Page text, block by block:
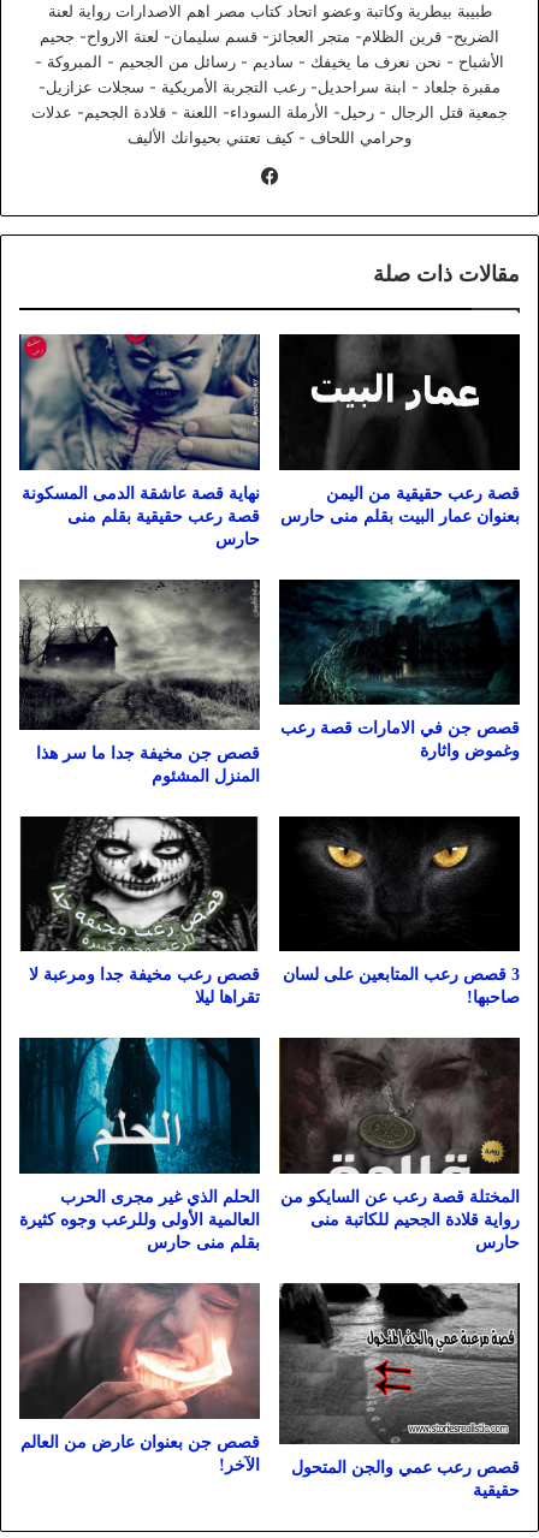
طبيبة بيطرية وكاتبة وعضو اتحاد كتاب مصر اهم الاصدارات رواية لعنة
الضريح- قرين الظلام- متجر العجائز- قسم سليمان- لعنة الارواح- جحيم
الأشباح - نحن نعرف ما يخيفك - ساديم - رسائل من الجحيم - المبروكة -
مقبرة جلعاد - ابنة سراحديل- رعب التجربة الأمريكية - سجلات عزازيل-
جمعية قتل الرجال - رحيل- الأرملة السوداء- اللعنة - قلادة الجحيم- عدلات
وحرامي اللحاف - كيف تعتني بحيوانك الأليف
مقالات ذات صلة
قصة رعب حقيقية من اليمن
بعنوان عمار البيت بقلم منى حارس
نهاية قصة عاشقة الدمى المسكونة
قصة رعب حقيقية بقلم منى
حارس
قصص جن في الامارات قصة رعب
وغموض واثارة
قصص جن مخيفة جدا ما سر هذا
المنزل المشئوم
3 قصص رعب المتابعين على لسان
صاحبها!
قصص رعب مخيفة جدا ومرعبة لا
تقراها ليلا
المختلة قصة رعب عن السايكو من
رواية قلادة الجحيم للكاتبة منى
حارس
الحلم الذي غير مجرى الحرب
العالمية الأولى وللرعب وجوه كثيرة
بقلم منى حارس
قصص رعب عمي والجن المتحول
حقيقية
قصص جن بعنوان عارض من العالم
الآخر!